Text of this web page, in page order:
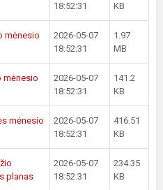
18:52:31
KB
mėnesio
2026-05-07
18:52:31
1.97
MB
mėnesio
2026-05-07
18:52:31
141.2
KB
mėnesio
2026-05-07
18:52:31
416.51
KB
planas
2026-05-07
18:52:31
234.35
KB